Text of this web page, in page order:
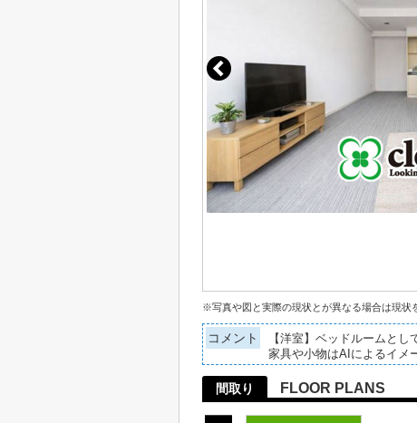
※写真や図と実際の現状とが異なる場合は現状
コメント
【洋室】ベッドルームと
家具や小物はAIによるイ
間取り FLOOR PLANS